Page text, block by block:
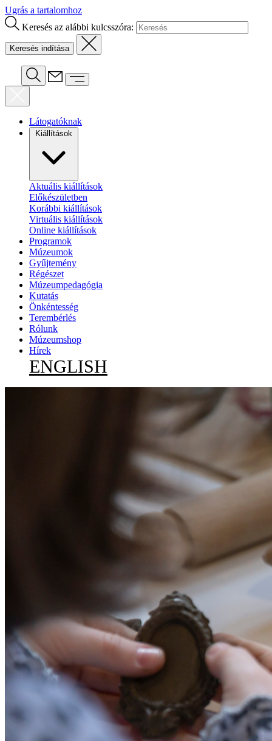
Ugrás a tartalomhoz
Keresés az alábbi kulcsszóra:
Látogatóknak
Kiállítások
Aktuális kiállítások
Előkészületben
Korábbi kiállítások
Virtuális kiállítások
Online kiállítások
Programok
Múzeumok
Gyűjtemény
Régészet
Múzeumpedagógia
Kutatás
Önkéntesség
Terembérlés
Rólunk
Múzeumshop
Hírek
ENGLISH